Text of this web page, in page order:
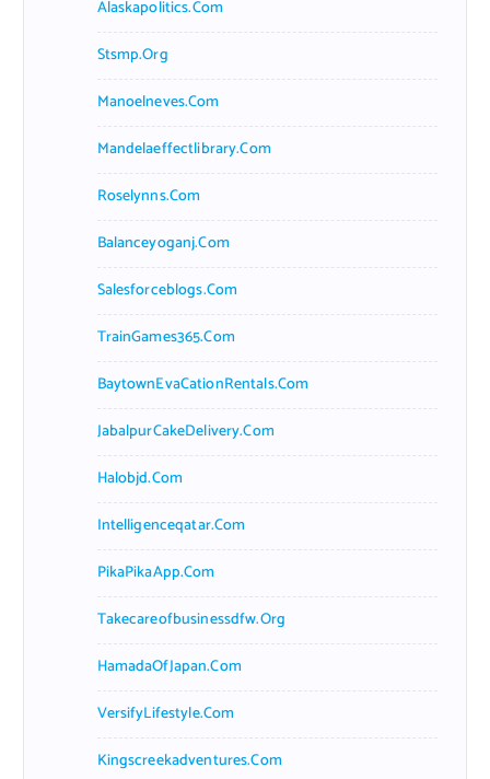
Alaskapolitics.com
Stsmp.org
Manoelneves.com
Mandelaeffectlibrary.com
Roselynns.com
Balanceyoganj.com
Salesforceblogs.com
TrainGames365.com
BaytownEvaCationRentals.com
JabalpurCakeDelivery.com
Halobjd.com
Intelligenceqatar.com
PikaPikaApp.com
Takecareofbusinessdfw.org
HamadaOfJapan.com
VersifyLifestyle.com
Kingscreekadventures.com